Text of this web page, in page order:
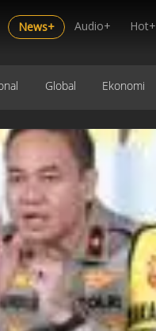
News+ Audio+ Hot+
Global Ekonomi